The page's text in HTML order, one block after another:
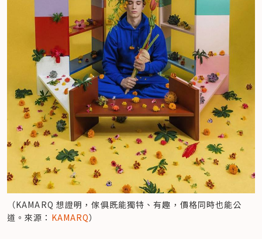
（KAMARQ 想證明，傢俱既能獨特、有趣，價格同時也能公
道。來源： KAMARQ）